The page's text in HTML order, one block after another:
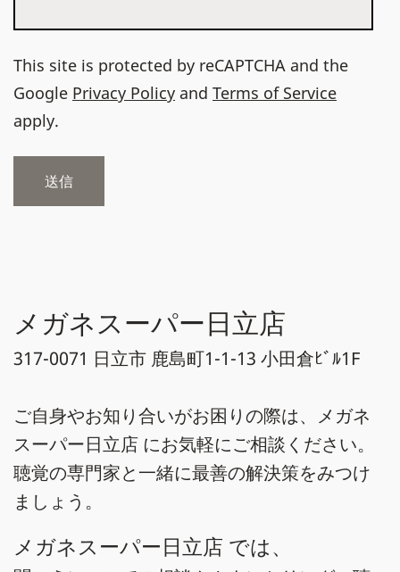
This site is protected by reCAPTCHA and the
Google Privacy Policy and Terms of Service
apply.
メガネスーパー日立店
317-0071 日立市 鹿島町1-1-13 小田倉ﾋﾞﾙ1F
ご自身やお知り合いがお困りの際は、メガネ
スーパー日立店 にお気軽にご相談ください。
聴覚の専門家と一緒に最善の解決策をみつけ
ましょう。
メガネスーパー日立店 では、